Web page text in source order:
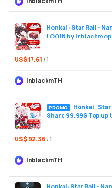
Honkai : Star Rail -
LOGIN by Inblackm
US$ 17.61 / 1
InblackmTH
PROMO
Honkai :
Shard 99.99$ Top up
US$ 92.36 / 1
InblackmTH
Honkai: Star Rail -